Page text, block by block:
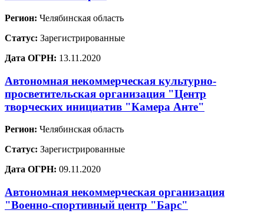
Регион: Челябинская область
Статус: Зарегистрированные
Дата ОГРН: 13.11.2020
Автономная некоммерческая культурно-
просветительская организация "Центр
творческих инициатив "Камера Анте"
Регион: Челябинская область
Статус: Зарегистрированные
Дата ОГРН: 09.11.2020
Автономная некоммерческая организация
"Военно-спортивный центр "Барс"